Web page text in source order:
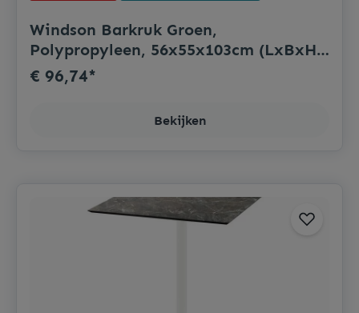
Windson Barkruk Groen,
Polypropyleen, 56x55x103cm (LxBxH),
50913
€ 96,74*
Bekijken